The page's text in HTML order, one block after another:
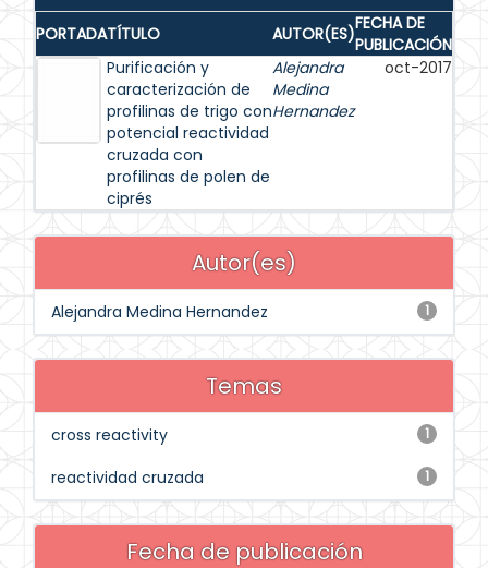
PORTADATÍTULO AUTOR(ES)FECHA DE
PUBLICACIÓN
Purificación y
caracterización de
profilinas de trigo con
potencial reactividad
cruzada con
profilinas de polen de
ciprés
Alejandra
Medina
Hernandez
oct-2017
Autor(es)
1
Alejandra Medina Hernandez
Temas
1
cross reactivity
1
reactividad cruzada
Fecha de publicación